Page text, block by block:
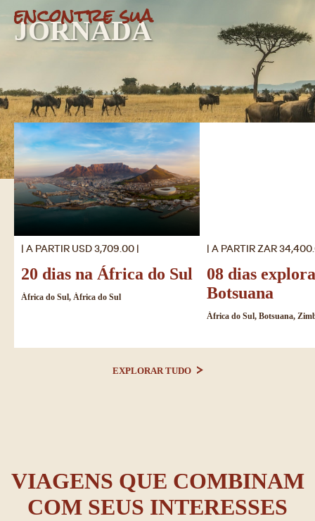
encontre sua
JORNADA
| A PARTIR USD 3,709.00 |
20 dias na África do Sul
África do Sul, África do Sul
| A PARTIR ZAR
08 dias
Botsuana
África do Sul, Botsuana,
EXPLORAR TUDO
VIAGENS QUE COMBINAM
COM SEUS INTERESSES